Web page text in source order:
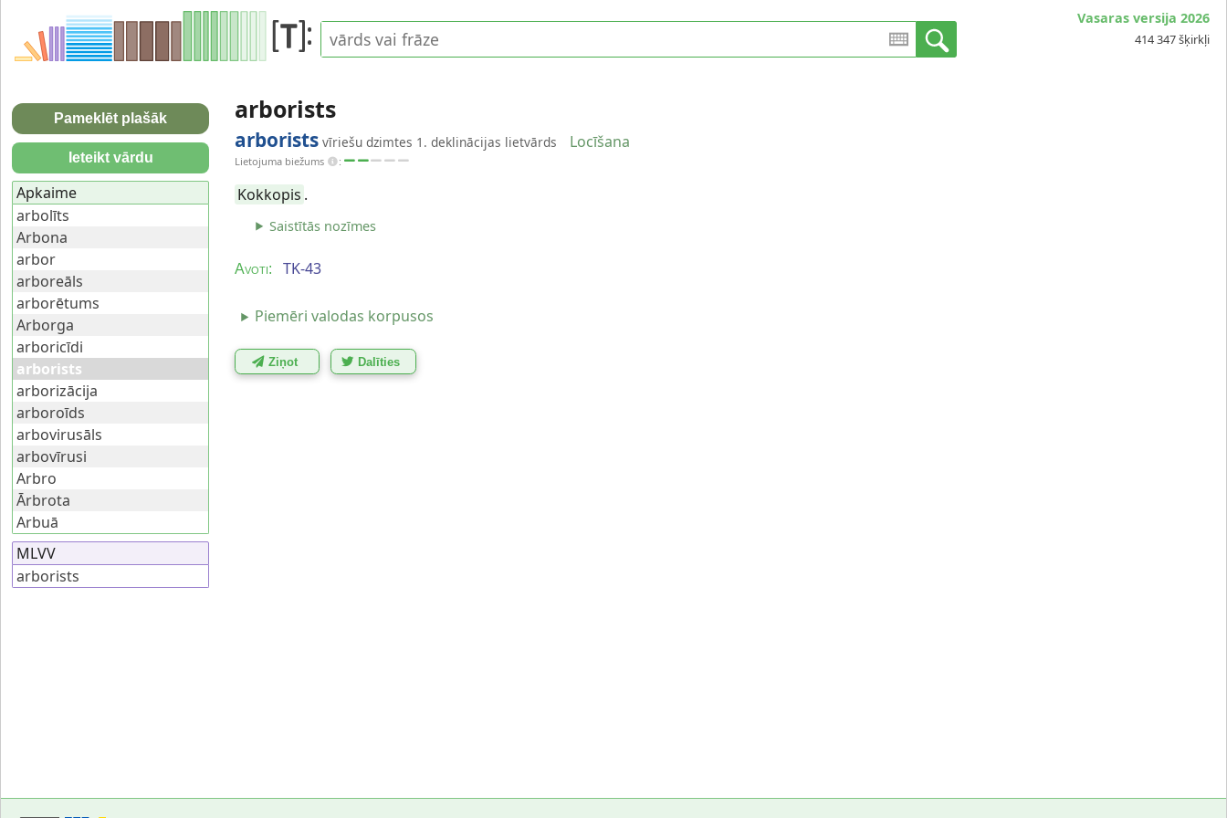
Vasaras versija 2026
414 347 šķirkļi
arborists
arborists vīriešu dzimtes 1. deklinācijas lietvārds Locīšana
Lietojuma biežums :
Kokkopis .
Saistītās nozīmes
Avoti: TK-43
Piemēri valodas korpusos
Ziņot Dalīties
Pameklēt plašāk
Ieteikt vārdu
Apkaime
arbolīts
Arbona
arbor
arboreāls
arborētums
Arborga
arboricīdi
arborists
arborizācija
arboroīds
arbovirusāls
arbovīrusi
Arbro
Ārbrota
Arbuā
MLVV
arborists